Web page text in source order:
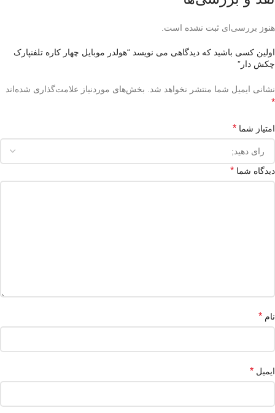
هنوز بررسی‌ای ثبت نشده است.
اولین کسی باشید که دیدگاهی می نویسد “هولدر موبایل چهار کاره تلفنپارک
چکش دار”
نشانی ایمیل شما منتشر نخواهد شد. بخش‌های موردنیاز علامت‌گذاری شده‌اند
*
امتیاز شما *
دیدگاه شما *
نام *
ایمیل *